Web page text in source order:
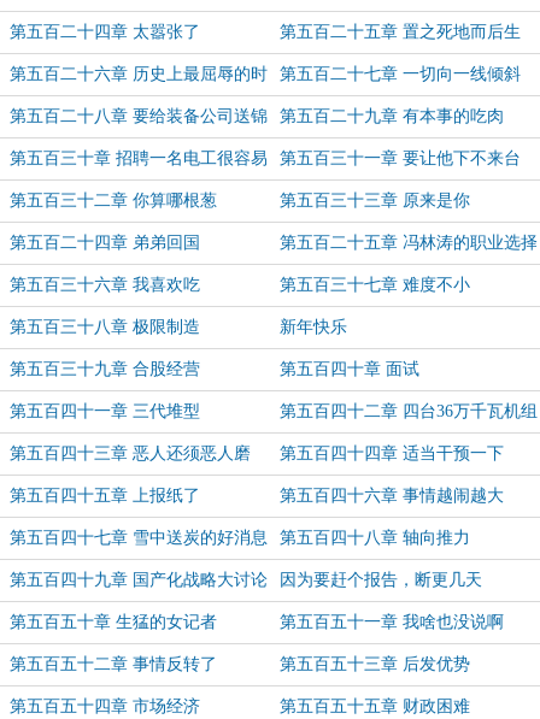
第五百二十四章 太嚣张了 第五百二十五章 置之死地而后生
第五百二十六章 历史上最屈辱的时
期
第五百二十七章 一切向一线倾斜
第五百二十八章 要给装备公司送锦
旗
第五百二十九章 有本事的吃肉
第五百三十章 招聘一名电工很容易 第五百三十一章 要让他下不来台
第五百三十二章 你算哪根葱 第五百三十三章 原来是你
第五百二十四章 弟弟回国 第五百二十五章 冯林涛的职业选择
第五百三十六章 我喜欢吃 第五百三十七章 难度不小
第五百三十八章 极限制造 新年快乐
第五百三十九章 合股经营 第五百四十章 面试
第五百四十一章 三代堆型 第五百四十二章 四台36万千瓦机组
第五百四十三章 恶人还须恶人磨 第五百四十四章 适当干预一下
第五百四十五章 上报纸了 第五百四十六章 事情越闹越大
第五百四十七章 雪中送炭的好消息 第五百四十八章 轴向推力
第五百四十九章 国产化战略大讨论 因为要赶个报告，断更几天
第五百五十章 生猛的女记者 第五百五十一章 我啥也没说啊
第五百五十二章 事情反转了 第五百五十三章 后发优势
第五百五十四章 市场经济 第五百五十五章 财政困难